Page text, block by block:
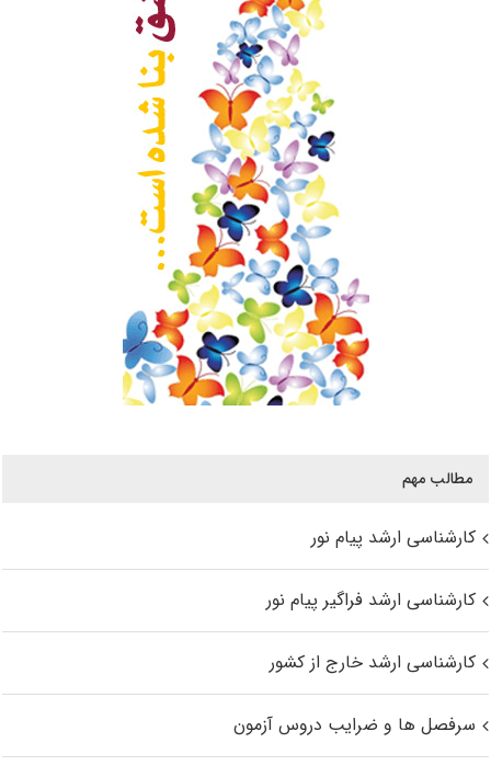
مطالب مهم
کارشناسی ارشد پیام نور
کارشناسی ارشد فراگیر پیام نور
کارشناسی ارشد خارج از کشور
سرفصل ها و ضرایب دروس آزمون